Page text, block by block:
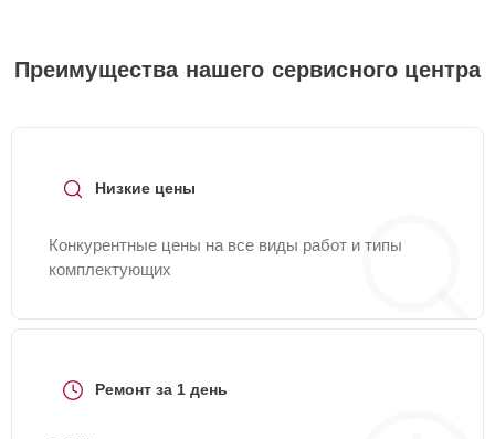
Преимущества нашего сервисного центра
Низкие цены
Конкурентные цены на все виды работ и типы
комплектующих
Ремонт за 1 день